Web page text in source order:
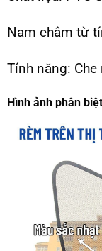
Nam châm từ
Tính năng:
Hình ảnh phân